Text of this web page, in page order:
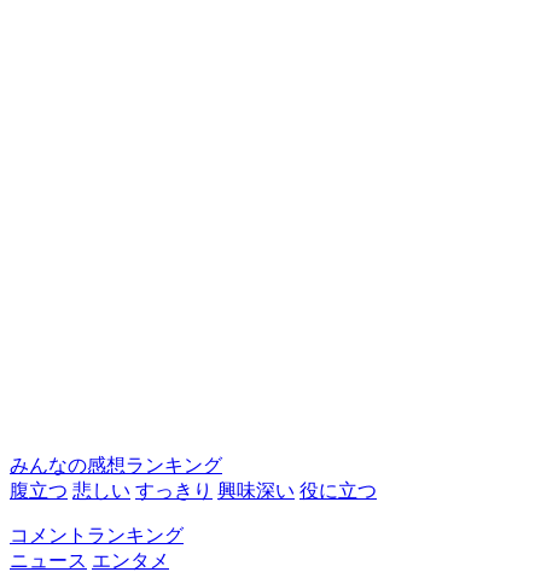
みんなの感想ランキング
腹立つ 悲しい すっきり 興味深い 役に立つ
コメントランキング
ニュース エンタメ